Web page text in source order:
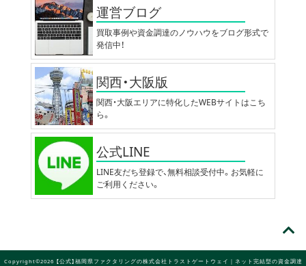
運営ブログ
買取事例や資金調達のノウハウをブログ形式で
発信中！
関西・大阪版
関西・大阪エリアに特化したWEBサイトはこち
ら。
公式LINE
LINE友だち登録で、無料相談受付中。お気軽に
ご利用ください。
Copyright©2026 【公式】福岡県ファクタリングの株式会社トラストゲートウェイ｜ネット完結型の資金調達